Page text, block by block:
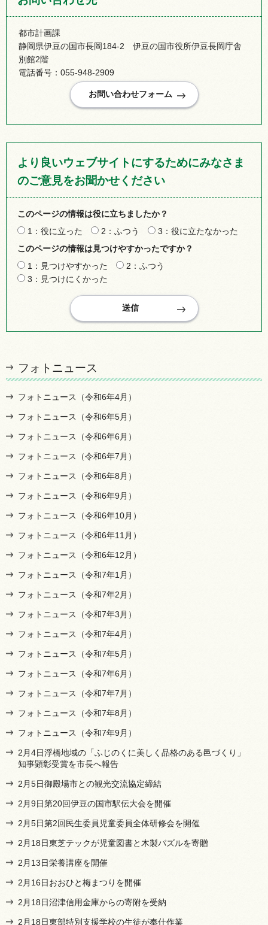
都市計画課
静岡県伊豆の国市長岡184-2 伊豆の国市役所伊豆長岡庁舎
別館2階
電話番号：055-948-2909
より良いウェブサイトにするためにみなさま
のご意見をお聞かせください
このページの情報は役に立ちましたか？
1：役に立った
2：ふつう
3：役に立たなかった
このページの情報は見つけやすかったですか？
1：見つけやすかった
2：ふつう
3：見つけにくかった
フォトニュース
フォトニュース（令和6年4月）
フォトニュース（令和6年5月）
フォトニュース（令和6年6月）
フォトニュース（令和6年7月）
フォトニュース（令和6年8月）
フォトニュース（令和6年9月）
フォトニュース（令和6年10月）
フォトニュース（令和6年11月）
フォトニュース（令和6年12月）
フォトニュース（令和7年1月）
フォトニュース（令和7年2月）
フォトニュース（令和7年3月）
フォトニュース（令和7年4月）
フォトニュース（令和7年5月）
フォトニュース（令和7年6月）
フォトニュース（令和7年7月）
フォトニュース（令和7年8月）
フォトニュース（令和7年9月）
2月4日浮橋地域の「ふじのくに美しく品格のある邑づくり」
知事顕彰受賞を市長へ報告
2月5日御殿場市との観光交流協定締結
2月9日第20回伊豆の国市駅伝大会を開催
2月5日第2回民生委員児童委員全体研修会を開催
2月18日東芝テックが児童図書と木製パズルを寄贈
2月13日栄養講座を開催
2月16日おおひと梅まつりを開催
2月18日沼津信用金庫からの寄附を受納
2月18日東部特別支援学校の生徒が奉仕作業